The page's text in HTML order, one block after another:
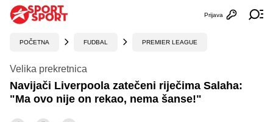
Otvori
Prijava
POČETNA FUDBAL PREMIER LEAGUE
Velika prekretnica
Navijači Liverpoola zatečeni riječima Salaha:
"Ma ovo nije on rekao, nema šanse!"